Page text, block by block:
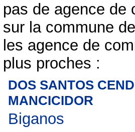
pas de agence de
sur la commune
les agence de
plus proches :
DOS SANTOS
MANCICIDOR
Biganos